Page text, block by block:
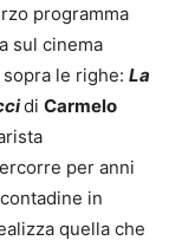
programma
sul cinema
le righe: La
di Carmelo
per anni
in
quella che